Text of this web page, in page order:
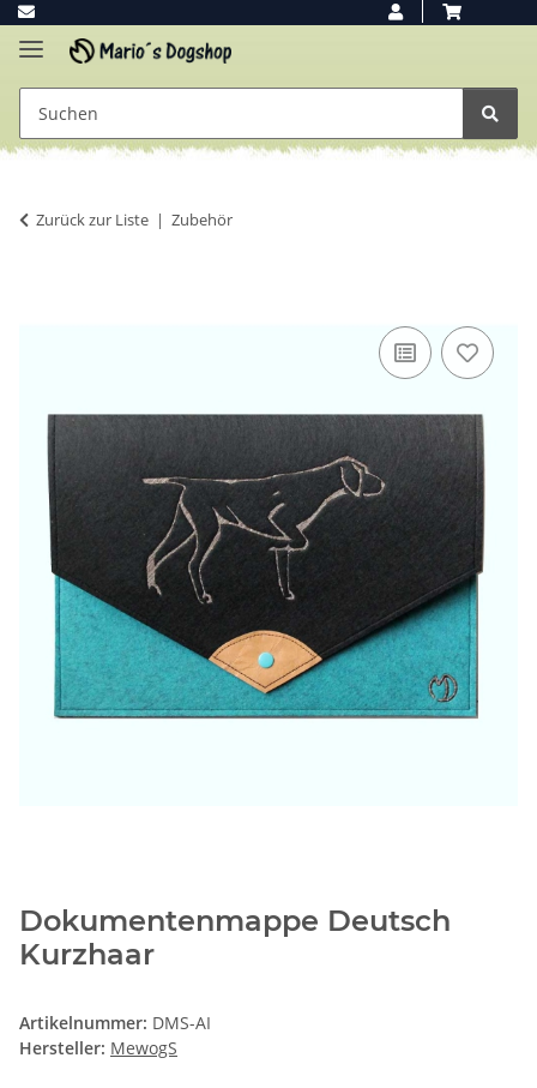
Zurück zur Liste Zubehör
Dokumentenmappe Deutsch
Kurzhaar
Artikelnummer: DMS-AI
Hersteller: MewogS